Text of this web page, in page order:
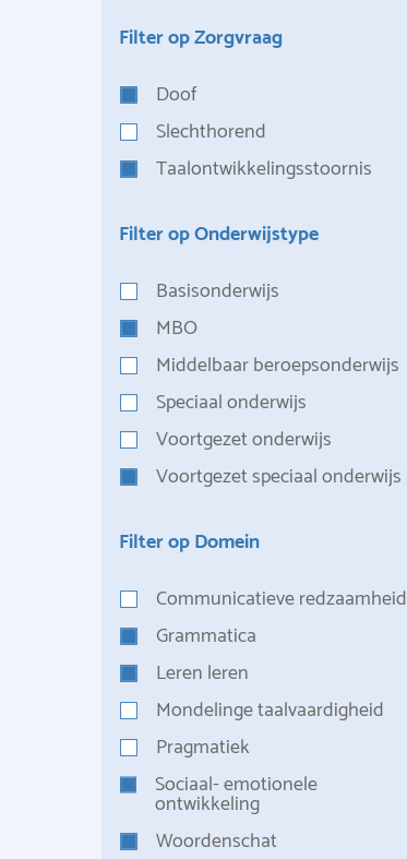
Filter op Zorgvraag
Doof
Slechthorend
Taalontwikkelingsstoornis
Filter op Onderwijstype
Basisonderwijs
MBO
Middelbaar beroepsonderwijs
Speciaal onderwijs
Voortgezet onderwijs
Voortgezet speciaal onderwijs
Filter op Domein
Communicatieve redzaamheid
Grammatica
Leren leren
Mondelinge taalvaardigheid
Pragmatiek
Sociaal- emotionele
ontwikkeling
Woordenschat